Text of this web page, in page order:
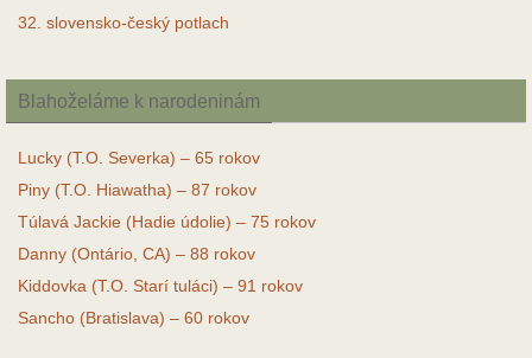
32. slovensko-český potlach
Blahoželáme k narodeninám
Lucky (T.O. Severka) – 65 rokov
Piny (T.O. Hiawatha) – 87 rokov
Túlavá Jackie (Hadie údolie) – 75 rokov
Danny (Ontário, CA) – 88 rokov
Kiddovka (T.O. Starí tuláci) – 91 rokov
Sancho (Bratislava) – 60 rokov